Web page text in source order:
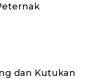
dan Kutukan